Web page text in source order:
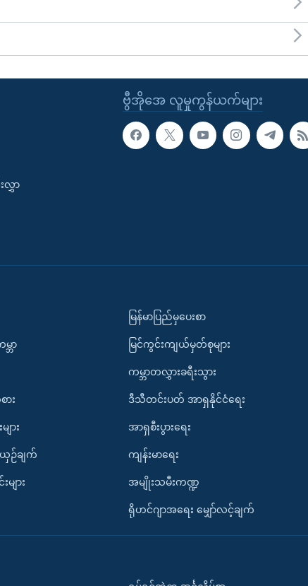
ဗွီအိုအေ လူမှုကွန်ယက်များ
လွှာ
ဘာ
း
ား
ယှဉ်ချက်
များ
မြန်မာပြည်မှပေးစာ
မြင်ကွင်းကျယ်မှတ်စုများ
ကမ္ဘာတလွှားခရီးသွား
ဒီသီတင်းပတ် အာရှနိုင်ငံရေး
အာရှစီးပွားရေး
ကျန်းမာရေး
အမျိုးသမီးကဏ္ဍ
ရိုဟင်ဂျာအရေး မျှော်လင့်ချက်